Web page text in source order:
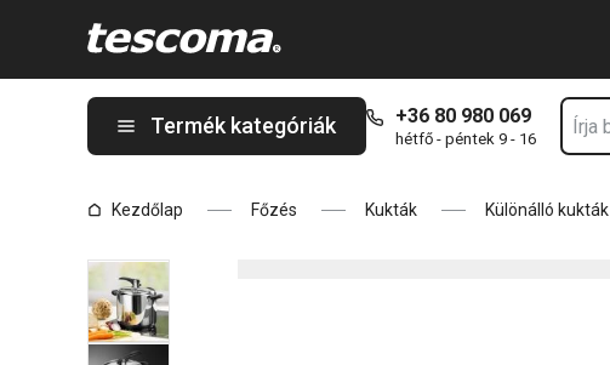
Termék kategóriák +36 80 980 069
hétfő - péntek 9 - 16
Kezdőlap Főzés Kukták Különálló kukták